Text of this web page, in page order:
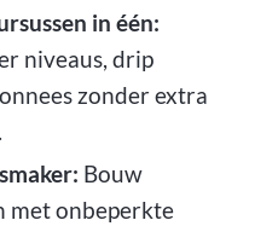
in één:
niveaus, drip
zonder extra
Bouw
met onbeperkte